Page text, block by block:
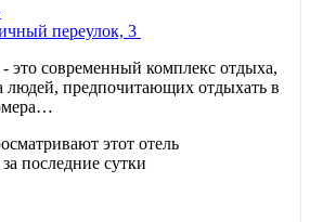
переулок, 3
это современный комплекс отдыха,
людей, предпочитающих отдыхать в
этот отель
последние сутки